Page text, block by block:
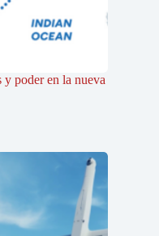
y poder en la nueva